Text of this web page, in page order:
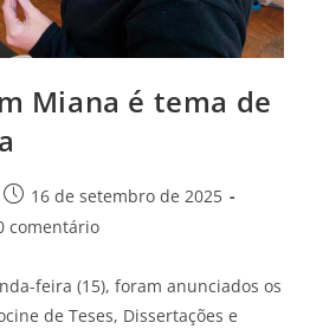
Miana é tema de
16 de setembro de 2025
comentário
feira (15), foram anunciados os
de Teses, Dissertações e